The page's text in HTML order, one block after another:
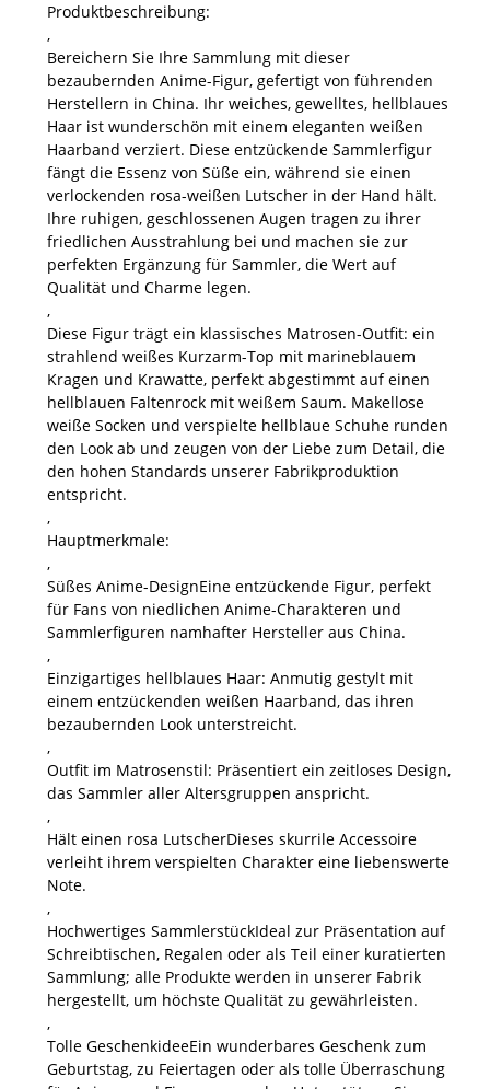
Produktbeschreibung:
,
Bereichern Sie Ihre Sammlung mit dieser
bezaubernden Anime-Figur, gefertigt von führenden
Herstellern in China. Ihr weiches, gewelltes, hellblaues
Haar ist wunderschön mit einem eleganten weißen
Haarband verziert. Diese entzückende Sammlerfigur
fängt die Essenz von Süße ein, während sie einen
verlockenden rosa-weißen Lutscher in der Hand hält.
Ihre ruhigen, geschlossenen Augen tragen zu ihrer
friedlichen Ausstrahlung bei und machen sie zur
perfekten Ergänzung für Sammler, die Wert auf
Qualität und Charme legen.
,
Diese Figur trägt ein klassisches Matrosen-Outfit: ein
strahlend weißes Kurzarm-Top mit marineblauem
Kragen und Krawatte, perfekt abgestimmt auf einen
hellblauen Faltenrock mit weißem Saum. Makellose
weiße Socken und verspielte hellblaue Schuhe runden
den Look ab und zeugen von der Liebe zum Detail, die
den hohen Standards unserer Fabrikproduktion
entspricht.
,
Hauptmerkmale:
,
Süßes Anime-DesignEine entzückende Figur, perfekt
für Fans von niedlichen Anime-Charakteren und
Sammlerfiguren namhafter Hersteller aus China.
,
Einzigartiges hellblaues Haar: Anmutig gestylt mit
einem entzückenden weißen Haarband, das ihren
bezaubernden Look unterstreicht.
,
Outfit im Matrosenstil: Präsentiert ein zeitloses Design,
das Sammler aller Altersgruppen anspricht.
,
Hält einen rosa LutscherDieses skurrile Accessoire
verleiht ihrem verspielten Charakter eine liebenswerte
Note.
,
Hochwertiges SammlerstückIdeal zur Präsentation auf
Schreibtischen, Regalen oder als Teil einer kuratierten
Sammlung; alle Produkte werden in unserer Fabrik
hergestellt, um höchste Qualität zu gewährleisten.
,
Tolle GeschenkideeEin wunderbares Geschenk zum
Geburtstag, zu Feiertagen oder als tolle Überraschung